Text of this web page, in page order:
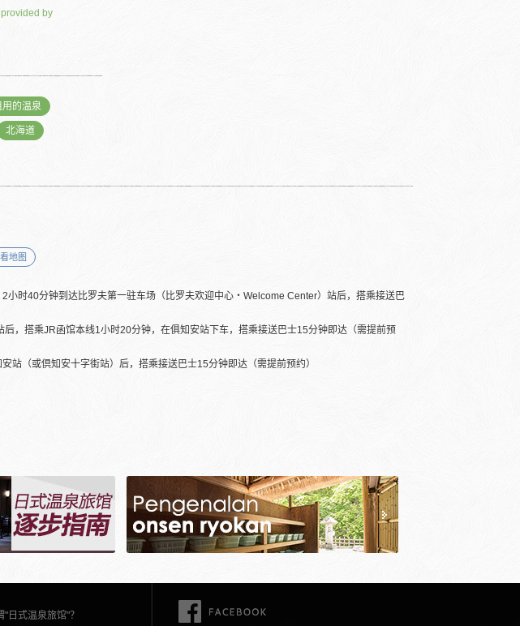
by
用的温泉
北海道
地图
小时40分钟到达比罗夫第一驻车场（比罗夫欢迎中心・Welcome Center）站后，搭乘接送巴
后，搭乘JR函馆本线1小时20分钟，在俱知安站下车，搭乘接送巴士15分钟即达（需提前预
站（或倶知安十字街站）后，搭乘接送巴士15分钟即达（需提前预约）
"日式温泉旅馆"？